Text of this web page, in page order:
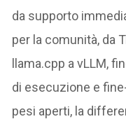
da supporto
per la comunità, da
llama.cpp a vLLM,
di esecuzione e
pesi aperti, la